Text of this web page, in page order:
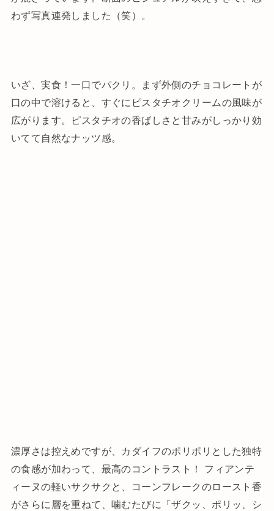
わず写真連発しました（笑）。
いざ、実食！一口でパクリ。まず外側のチョコレートが
口の中で溶けると、すぐにピスタチオクリームの風味が
広がります。ピスタチオの香ばしさと甘みがしっかり効
いてて自然なナッツ感。
濃厚さは控えめですが、カダイフのポリポリとした独特
の食感が加わって、最高のコントラスト！ フィアンテ
ィーヌの軽いサクサクと、コーンフレークのロースト香
がさらに層を重ねて、噛むたびに「ザクッ、ポリッ、シ